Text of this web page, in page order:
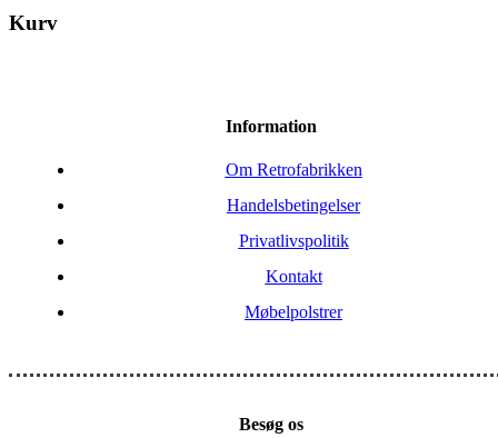
Kurv
Information
Om Retrofabrikken
Handelsbetingelser
Privatlivspolitik
Kontakt
Møbelpolstrer
Besøg os